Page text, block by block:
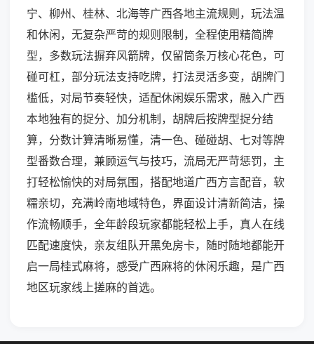
宁、柳州、桂林、北海等广西各地主流规则，玩法温
和休闲，无复杂严苛的规则限制，全程使用精简牌
型，多数玩法摒弃风箭牌，仅留筒条万核心花色，可
碰可杠，部分玩法支持吃牌，打法灵活多变，胡牌门
槛低，对局节奏轻快，适配休闲娱乐需求，融入广西
本地独有的捉分、加分机制，胡牌后按牌型捉分结
算，分数计算清晰易懂，清一色、碰碰胡、七对等牌
型番数合理，兼顾运气与技巧，流局无严苛惩罚，主
打轻松愉快的对局氛围，搭配地道广西方言配音，软
糯亲切，充满岭南地域特色，界面设计清新简洁，操
作流畅顺手，全年龄段玩家都能轻松上手，真人在线
匹配速度快，亲友组队开黑免房卡，随时随地都能开
启一局桂式麻将，感受广西麻将的休闲乐趣，是广西
地区玩家线上搓麻的首选。